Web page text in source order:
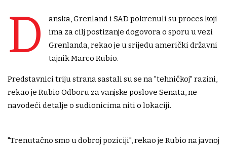
D
anska, Grenland i SAD pokrenuli su proces koji
ima za cilj postizanje dogovora o sporu u vezi
Grenlanda, rekao je u srijedu američki državni
tajnik Marco Rubio.
Predstavnici triju strana sastali su se na "tehničkoj" razini,
rekao je Rubio Odboru za vanjske poslove Senata, ne
navodeći detalje o sudionicima niti o lokaciji.
"Trenutačno smo u dobroj poziciji", rekao je Rubio na javnoj